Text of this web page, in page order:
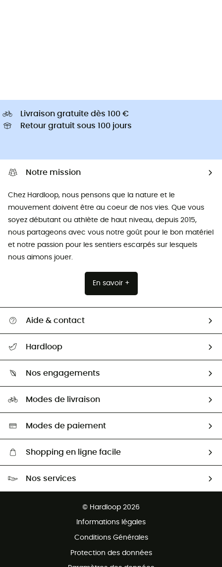
Livraison gratuite dès 100 €
Retour gratuit sous 100 jours
Notre mission
Chez Hardloop, nous pensons que la nature et le
mouvement doivent être au coeur de nos vies. Que vous
soyez débutant ou athlète de haut niveau, depuis 2015,
nous partageons avec vous notre goût pour le bon matériel
et notre passion pour les sentiers escarpés sur lesquels
nous aimons jouer.
En savoir +
Aide & contact
Retour & remboursement
Guide des tailles
Seconde Main
Aide & Contact
Hardloop
HardGuides
Nos engagements
Sélection éco-responsable
Modes de livraison
Modes de paiement
Shopping en ligne facile
Nos services
© Hardloop 2026
Informations légales
Conditions Générales
Protection des données